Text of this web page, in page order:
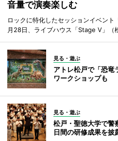
音量で演奏楽しむ
ロックに特化したセッションイベン
月28日、ライブハウス「Stage V」（
見る・遊ぶ
アトレ松戸で「恐竜
ワークショップも
見る・遊ぶ
松戸・聖徳大学で
日間の研修成果を披